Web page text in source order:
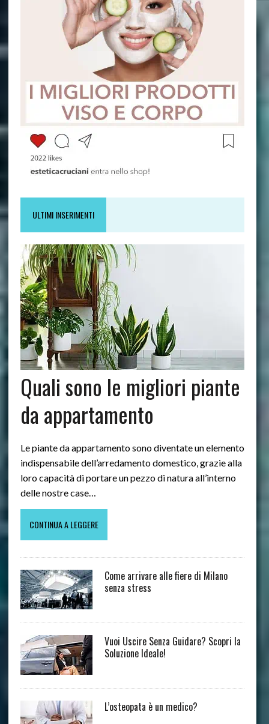
ULTIMI INSERIMENTI
Quali sono le migliori piante
da appartamento
Le piante da appartamento sono diventate un elemento
indispensabile dell’arredamento domestico, grazie alla
loro capacità di portare un pezzo di natura all’interno
delle nostre case…
CONTINUA A LEGGERE
Come arrivare alle fiere di Milano
senza stress
Vuoi Uscire Senza Guidare? Scopri la
Soluzione Ideale!
L’osteopata è un medico?